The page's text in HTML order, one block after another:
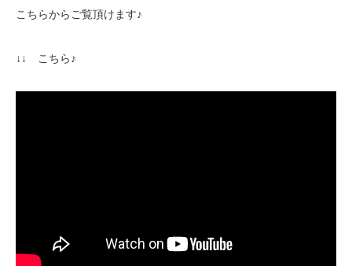
こちらからご覧頂けます♪
↓↓ こちら♪